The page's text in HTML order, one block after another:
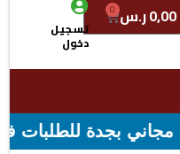
0,00ر.س 0
تسجيل
دخول
ال ١٠٠ ريال - شحن مجاني لقيمه اكثر من ٢٩٩